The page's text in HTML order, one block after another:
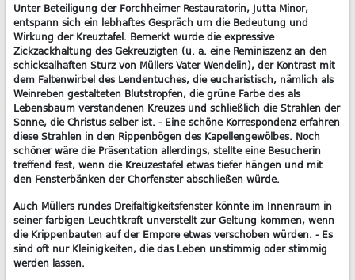
Unter Beteiligung der Forchheimer Restauratorin, Jutta Minor,
entspann sich ein lebhaftes Gespräch um die Bedeutung und
Wirkung der Kreuztafel. Bemerkt wurde die expressive
Zickzackhaltung des Gekreuzigten (u. a. eine Reminiszenz an den
schicksalhaften Sturz von Müllers Vater Wendelin), der Kontrast mit
dem Faltenwirbel des Lendentuches, die eucharistisch, nämlich als
Weinreben gestalteten Blutstropfen, die grüne Farbe des als
Lebensbaum verstandenen Kreuzes und schließlich die Strahlen der
Sonne, die Christus selber ist. - Eine schöne Korrespondenz erfahren
diese Strahlen in den Rippenbögen des Kapellengewölbes. Noch
schöner wäre die Präsentation allerdings, stellte eine Besucherin
treffend fest, wenn die Kreuzestafel etwas tiefer hängen und mit
den Fensterbänken der Chorfenster abschließen würde.
Auch Müllers rundes Dreifaltigkeitsfenster könnte im Innenraum in
seiner farbigen Leuchtkraft unverstellt zur Geltung kommen, wenn
die Krippenbauten auf der Empore etwas verschoben würden. - Es
sind oft nur Kleinigkeiten, die das Leben unstimmig oder stimmig
werden lassen.